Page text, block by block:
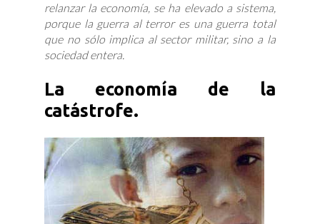
relanzar la economía, se ha elevado a sistema,
porque la guerra al terror es una guerra total
que no sólo implica al sector militar, sino a la
sociedad entera.
La economía de la
catástrofe.